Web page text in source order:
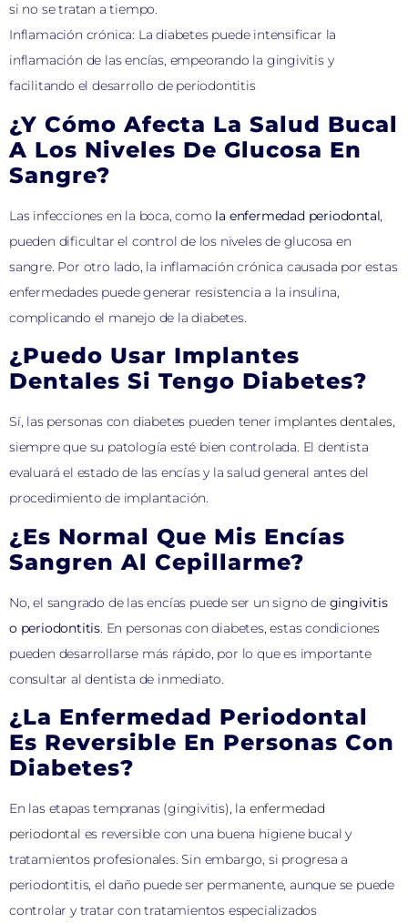
si no se tratan a tiempo.
Inflamación crónica: La diabetes puede intensificar la
inflamación de las encías, empeorando la gingivitis y
facilitando el desarrollo de periodontitis
¿Y Cómo Afecta La Salud Bucal
A Los Niveles De Glucosa En
Sangre?
Las infecciones en la boca, como la enfermedad periodontal,
pueden dificultar el control de los niveles de glucosa en
sangre. Por otro lado, la inflamación crónica causada por estas
enfermedades puede generar resistencia a la insulina,
complicando el manejo de la diabetes.
¿Puedo Usar Implantes
Dentales Si Tengo Diabetes?
Sí, las personas con diabetes pueden tener implantes dentales,
siempre que su patología esté bien controlada. El dentista
evaluará el estado de las encías y la salud general antes del
procedimiento de implantación.
¿Es Normal Que Mis Encías
Sangren Al Cepillarme?
No, el sangrado de las encías puede ser un signo de gingivitis
o periodontitis . En personas con diabetes, estas condiciones
pueden desarrollarse más rápido, por lo que es importante
consultar al dentista de inmediato.
¿La Enfermedad Periodontal
Es Reversible En Personas Con
Diabetes?
En las etapas tempranas (gingivitis), la enfermedad
periodontal es reversible con una buena higiene bucal y
tratamientos profesionales. Sin embargo, si progresa a
periodontitis, el daño puede ser permanente, aunque se puede
controlar y tratar con tratamientos especializados